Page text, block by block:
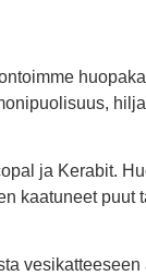
ja Kerabit.
kaatuneet